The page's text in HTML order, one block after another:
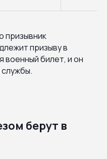
призывник
призыву в
военный билет, и он
берут в